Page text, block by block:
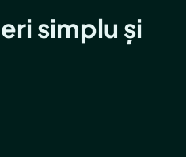
simplu și